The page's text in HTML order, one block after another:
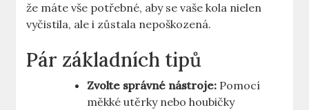
že máte vše potřebné, aby se vaše kola nielen
vyčistila, ale ​i zůstala nepoškozená.
Pár základních tipů
Zvolte ​správné⁤ nástroje: Pomocí
měkké utěrky nebo houbičky